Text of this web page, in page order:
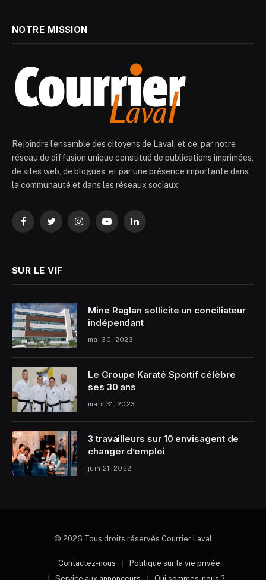
NOTRE MISSION
Rejoindre l’ensemble des citoyens de Laval, et ce, par notre
réseau de diffusion unique constitué de publications imprimées,
de sites web, de blogues, et par une présence importante dans
la communauté et dans les réseaux sociaux
FacebookTwitterInstagramYouTubeLinkedIn
SUR LE VIF
Mine Raglan sollicite un conciliateur
indépendant
mai 30, 2023
Le Groupe Karaté Sportif célèbre
ses 30 ans
mars 31, 2023
3 travailleurs sur 10 envisagent de
changer d’emploi
juin 21, 2022
© 2026 Tous droits réservés Courrier Laval
Contactez-nous
Politique sur la vie privée